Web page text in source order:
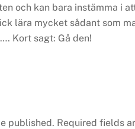
och kan bara instämma i
lära mycket sådant som
Kort sagt: Gå den!
published. Required fields